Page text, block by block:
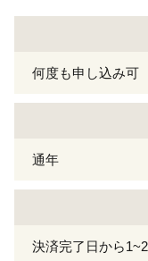
何度も申し込み可
通年
決済完了日から